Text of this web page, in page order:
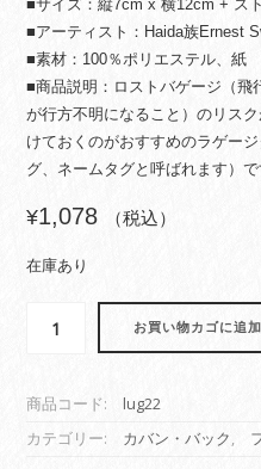
■サイズ：縦7cm x 横12cm + ス
■アーティスト：Haida族Ernest
■素材：100％ポリエステル、紙
■商品説明：ロストバゲージ（飛
が行方不明になること）のリス
けておくのがおすすめのラゲー
グ、ネームタグと呼ばれます）で
¥1,078 （税込）
在庫あり
タ
グ
お買い物カゴに追加
商品コード:
lug22
カテゴリー:
カバン・バック,